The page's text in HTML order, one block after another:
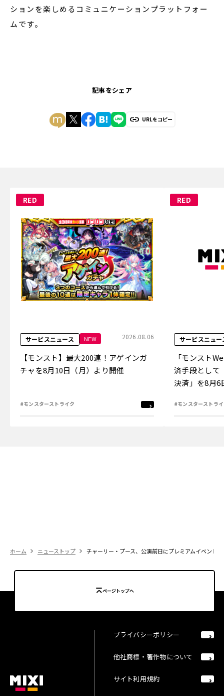
ションを楽しめるコミュニケーションプラットフォー
ムです。
記事をシェア
URLをコピー
RED
サービスニュース NEW 2026.08.06
【モンスト】最大200連！アゲインガ
チャを8月10日（月）より開催
#モンスターストライク
RED
サービスニュー
「モンスト
済手段として
決済」を8月6
#モンスターストラ
ホーム ニューストップ チャーリー・プース、公演前日にプレミアムイベント
ページトップへ
プライバシーポリシー
他社商標・著作物について
サイト利用規約